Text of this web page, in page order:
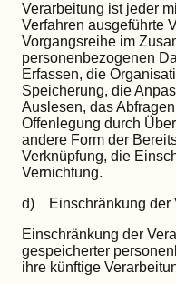
Verarbeitung ist jeder
Verfahren ausgeführte
Vorgangsreihe im
personenbezogenen
Erfassen, die
Speicherung, die
Auslesen, das
Offenlegung durch
andere Form der
Verknüpfung, die
Vernichtung.
d) Einschränkung der
Einschränkung der
gespeicherter
ihre künftige